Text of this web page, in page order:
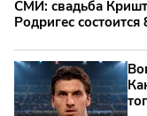
СМИ: свадьба
Родригес